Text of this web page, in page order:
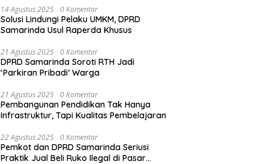
14 Agustus 2025 0 Komentar
Solusi Lindungi Pelaku UMKM, DPRD
Samarinda Usul Raperda Khusus
21 Agustus 2025 0 Komentar
DPRD Samarinda Soroti RTH Jadi
‘Parkiran Pribadi’ Warga
21 Agustus 2025 0 Komentar
Pembangunan Pendidikan Tak Hanya
Infrastruktur, Tapi Kualitas Pembelajaran
22 Agustus 2025 0 Komentar
Pemkot dan DPRD Samarinda Seriusi
Praktik Jual Beli Ruko Ilegal di Pasar